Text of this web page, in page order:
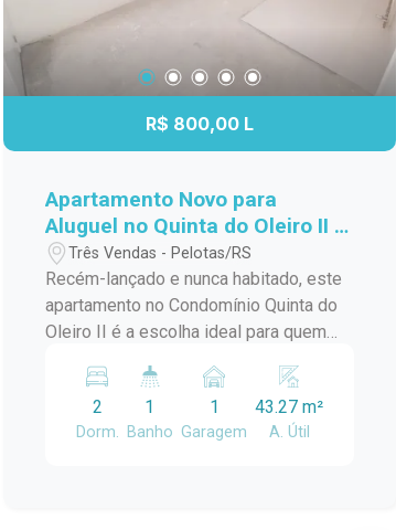
R$ 800,00 L
Apartamento Novo para
Aluguel no Quinta do Oleiro II -
Modernidade, Lazer e
Qualidade de Vida
Três Vendas - Pelotas/RS
Recém-lançado e nunca habitado, este
apartamento no Condomínio Quinta do
Oleiro II é a escolha ideal para quem
imóvel totalmente novo, com ótima
posição solar e infraestrutura completa
de lazer. Localizado próximo ao Bairro
2
Dorm.
1
Banho
1
Garagem
43.27 m²
A. Útil